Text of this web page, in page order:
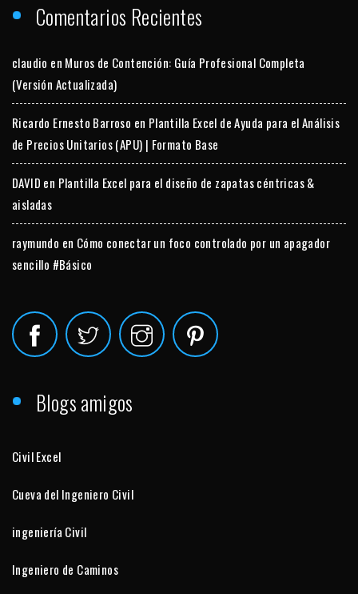
Comentarios Recientes
claudio en Muros de Contención: Guía Profesional Completa
(Versión Actualizada)
Ricardo Ernesto Barroso en Plantilla Excel de Ayuda para el Análisis
de Precios Unitarios (APU) | Formato Base
DAVID en Plantilla Excel para el diseño de zapatas céntricas &
aisladas
raymundo en Cómo conectar un foco controlado por un apagador
sencillo #Básico
Blogs amigos
Civil Excel
Cueva del Ingeniero Civil
ingeniería Civil
Ingeniero de Caminos